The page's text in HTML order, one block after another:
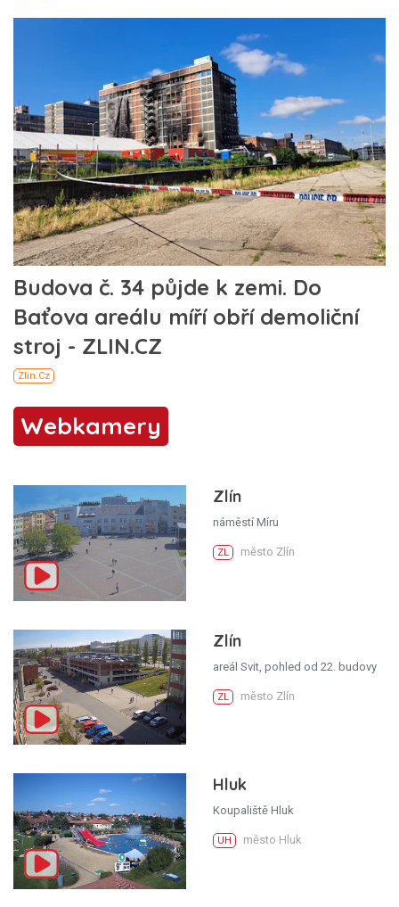
Webkamery
Zlín
náměstí Míru
ZL město Zlín
Zlín
areál Svit, pohled od 22. budovy
ZL město Zlín
Hluk
Koupaliště Hluk
UH město Hluk